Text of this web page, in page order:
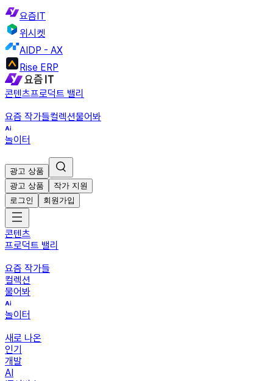
요즘IT
위시켓
AIDP - AX
Rise ERP
콘텐츠프로덕트 밸리
요즘 작가들컬렉션물어봐
놀이터
광고 상품
광고 상품
작가 지원
로그인
회원가입
콘텐츠
프로덕트 밸리
요즘 작가들
컬렉션
물어봐
놀이터
새로 나온
인기
개발
AI